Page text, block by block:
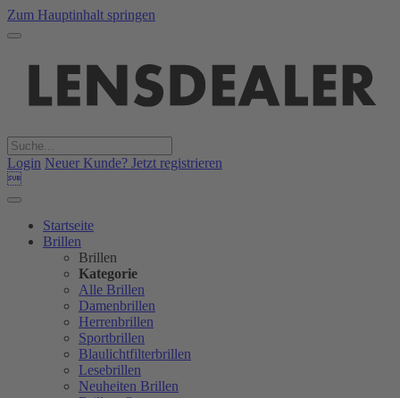
Zum Hauptinhalt springen
Login Neuer Kunde? Jetzt registrieren

Startseite
Brillen
Brillen
Kategorie
Alle Brillen
Damenbrillen
Herrenbrillen
Sportbrillen
Blaulichtfilterbrillen
Lesebrillen
Neuheiten Brillen